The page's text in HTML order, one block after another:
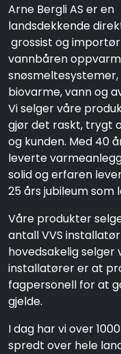
Arne Bergli AS er en
landsdekkende
grossist og
vannbåren
biovarme, vann og
Vi selger våre
gjør det raskt, trygt
og kunden. Med 40
leverte
solid og erfaren
25 års jubileum som
Våre produkter
antall VVS
hovedsakelig selger
installatører er at
fagpersonell for at
gjelde.
I dag har vi over
spredt over hele